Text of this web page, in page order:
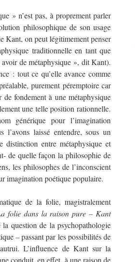
» n’est pas, à proprement parler
philosophique de son usage
Kant, on peut légitimement penser
traditionnelle en tant que
de métaphysique », dit Kant).
: tout ce qu’elle avance comme
purement péremptoire car
fondement à une métaphysique
une telle position rationnelle.
générique pour l’imagination
l’avons laissé entendre, sous un
distinction entre métaphysique et
de quelle façon la philosophie de
les philosophes de l’inconscient
imagination poétique populaire.
de la folie, magistralement
folie dans la raison pure – Kant
question de la psychopathologie
– passant par les possibilités de
L’influence de Kant sur la
conduit, en effet, à une raison de